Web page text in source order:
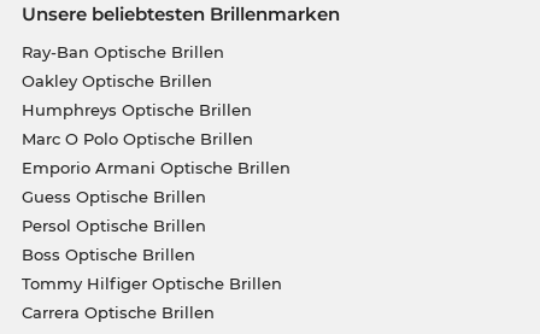
Unsere beliebtesten Brillenmarken
Ray-Ban Optische Brillen
Oakley Optische Brillen
Humphreys Optische Brillen
Marc O Polo Optische Brillen
Emporio Armani Optische Brillen
Guess Optische Brillen
Persol Optische Brillen
Boss Optische Brillen
Tommy Hilfiger Optische Brillen
Carrera Optische Brillen